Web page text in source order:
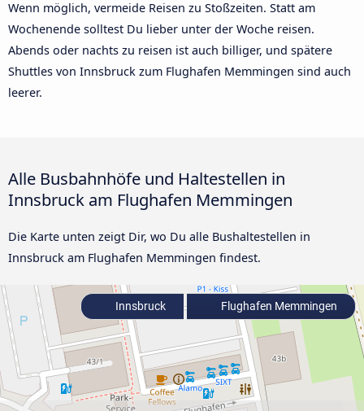
Wenn möglich, vermeide Reisen zu Stoßzeiten. Statt am
Wochenende solltest Du lieber unter der Woche reisen.
Abends oder nachts zu reisen ist auch billiger, und spätere
Shuttles von Innsbruck zum Flughafen Memmingen sind auch
leerer.
Alle Busbahnhöfe und Haltestellen in
Innsbruck am Flughafen Memmingen
Die Karte unten zeigt Dir, wo Du alle Bushaltestellen in
Innsbruck am Flughafen Memmingen findest.
Innsbruck Flughafen Memmingen